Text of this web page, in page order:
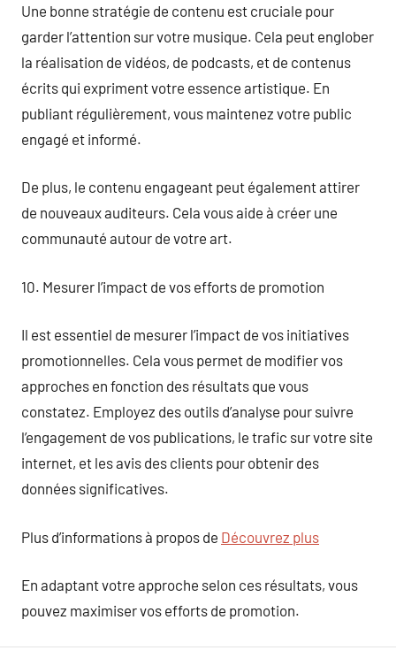
Une bonne stratégie de contenu est cruciale pour
garder l’attention sur votre musique. Cela peut englober
la réalisation de vidéos, de podcasts, et de contenus
écrits qui expriment votre essence artistique. En
publiant régulièrement, vous maintenez votre public
engagé et informé.
De plus, le contenu engageant peut également attirer
de nouveaux auditeurs. Cela vous aide à créer une
communauté autour de votre art.
10. Mesurer l’impact de vos efforts de promotion
Il est essentiel de mesurer l’impact de vos initiatives
promotionnelles. Cela vous permet de modifier vos
approches en fonction des résultats que vous
constatez. Employez des outils d’analyse pour suivre
l’engagement de vos publications, le trafic sur votre site
internet, et les avis des clients pour obtenir des
données significatives.
Plus d’informations à propos de Découvrez plus
En adaptant votre approche selon ces résultats, vous
pouvez maximiser vos efforts de promotion.